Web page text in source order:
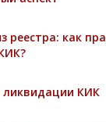
реестра: как
ликвидации КИК